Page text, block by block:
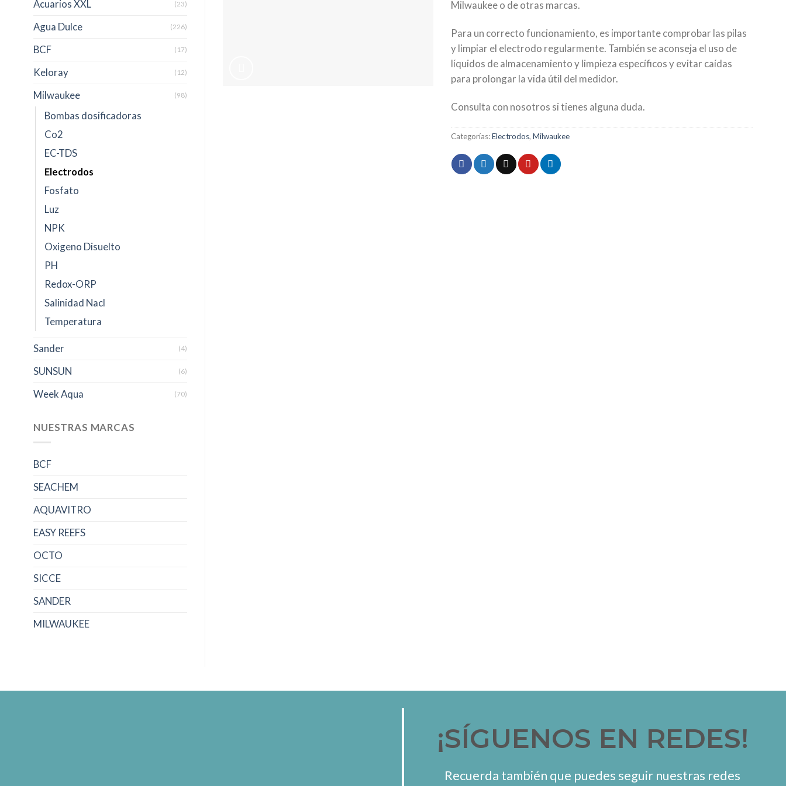
Acuarios XXL (23)
Agua Dulce (226)
BCF (17)
Keloray (12)
Milwaukee (98)
Bombas dosificadoras
Co2
EC-TDS
Electrodos
Fosfato
Luz
NPK
Oxigeno Disuelto
PH
Redox-ORP
Salinidad Nacl
Temperatura
Sander (4)
SUNSUN (6)
Week Aqua (70)
NUESTRAS MARCAS
BCF
SEACHEM
AQUAVITRO
EASY REEFS
OCTO
SICCE
SANDER
MILWAUKEE
Milwaukee o de otras marcas.
Para un correcto funcionamiento, es importante comprobar las pilas
y limpiar el electrodo regularmente. También se aconseja el uso de
líquidos de almacenamiento y limpieza específicos y evitar caídas
para prolongar la vida útil del medidor.
Consulta con nosotros si tienes alguna duda.
Categorías:Electrodos, Milwaukee
¡SÍGUENOS EN REDES!
Recuerda también que puedes seguir nuestras redes